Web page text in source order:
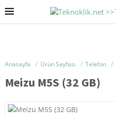
Anasayfa Ürün Sayfası Telefon
Meizu M5S (32 GB)